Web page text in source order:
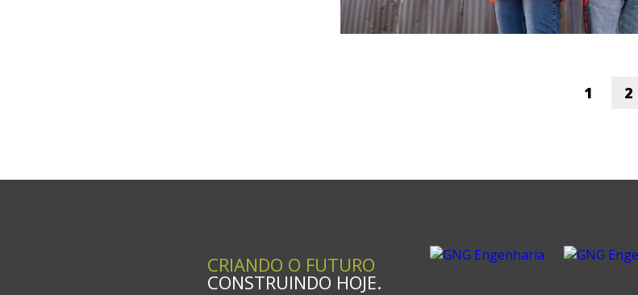
1 2
CRIANDO O FUTURO
CONSTRUINDO HOJE.